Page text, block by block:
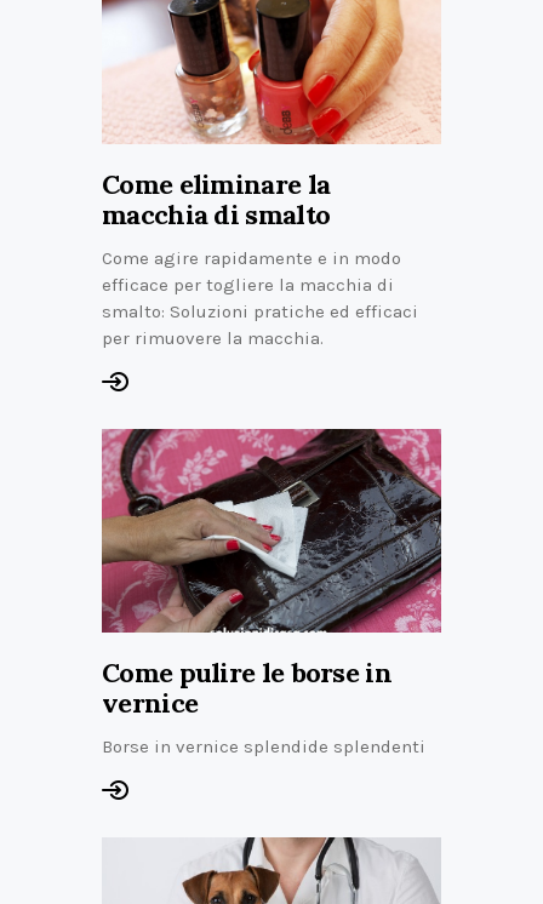
Come eliminare la
macchia di smalto
Come agire rapidamente e in modo
efficace per togliere la macchia di
smalto: Soluzioni pratiche ed efficaci
per rimuovere la macchia.
Come pulire le borse in
vernice
Borse in vernice splendide splendenti